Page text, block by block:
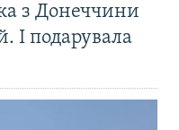
з Донеччини
І подарувала